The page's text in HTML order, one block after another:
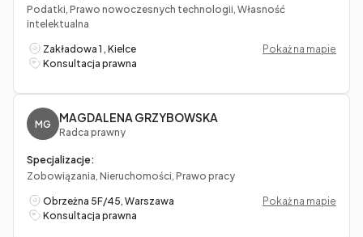
Podatki, Prawo nowoczesnych technologii, Własność
intelektualna
Zakładowa 1 , Kielce
Pokaż na mapie
Konsultacja prawna
MG MAGDALENA GRZYBOWSKA
Radca prawny
Specjalizacje:
Zobowiązania, Nieruchomości, Prawo pracy
Obrzeżna 5F/45, Warszawa
Pokaż na mapie
Konsultacja prawna